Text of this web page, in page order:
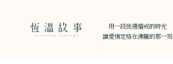
用一段挑選婚戒的時光
讓愛情定格在沸騰的那一刻